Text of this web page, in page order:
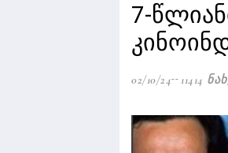
7-
02/10/24 11414